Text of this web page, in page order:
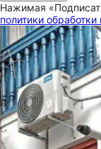
Нажимая
политики